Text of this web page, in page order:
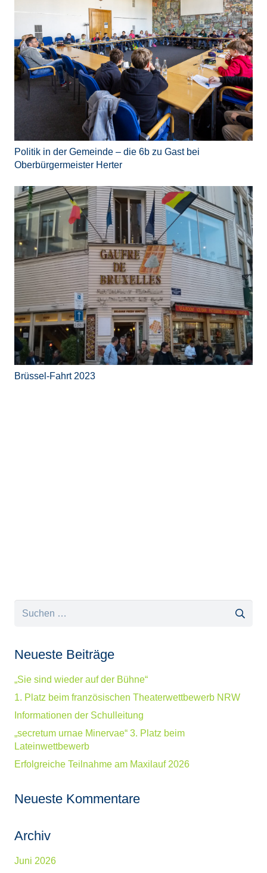
Politik in der Gemeinde – die 6b zu Gast bei
Oberbürgermeister Herter
Brüssel-Fahrt 2023
Suchen
Neueste Beiträge
„Sie sind wieder auf der Bühne“
1. Platz beim französischen Theaterwettbewerb NRW
Informationen der Schulleitung
„secretum urnae Minervae“ 3. Platz beim
Lateinwettbewerb
Erfolgreiche Teilnahme am Maxilauf 2026
Neueste Kommentare
Archiv
Juni 2026